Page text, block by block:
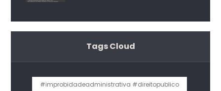
Tags Cloud
#improbidadeadministrativa #direitopublico